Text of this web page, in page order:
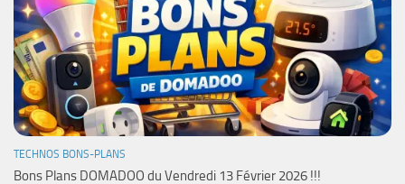
TECHNOS BONS-PLANS
Bons Plans DOMADOO du Vendredi 13 Février 2026 !!!